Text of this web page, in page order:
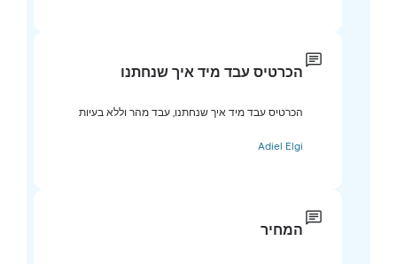
הכרטיס עבד מיד איך שנחתנו
הכרטיס עבד מיד איך שנחתנו, עבד מהר וללא בעיות
Adiel Elgi
המחיר